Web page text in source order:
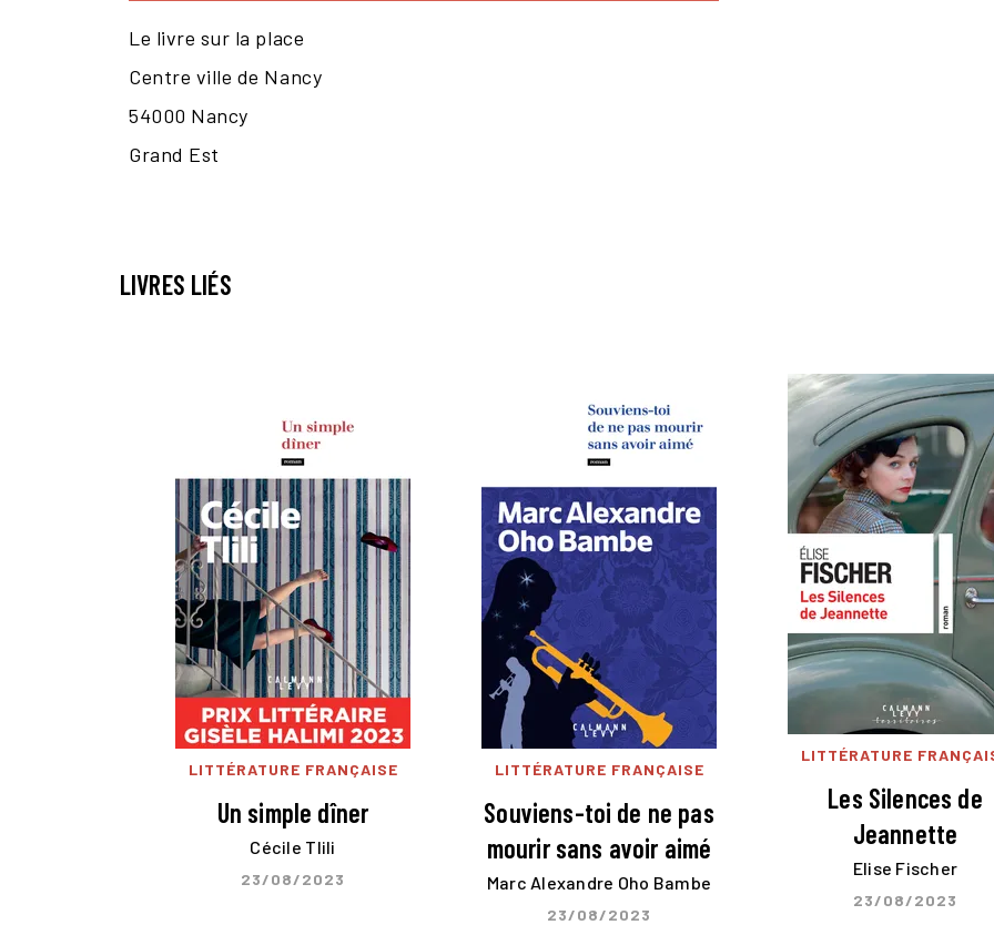
Le livre sur la place
Centre ville de Nancy
54000 Nancy
Grand Est
LIVRES LIÉS
LITTÉRATURE FRANÇAISE
Un simple dîner
Cécile Tlili
23/08/2023
LITTÉRATURE FRANÇAISE
Souviens-toi de ne pas
mourir sans avoir aimé
Marc Alexandre Oho Bambe
23/08/2023
LITTÉRATURE
Les Silences de
Jeannette
Elise Fischer
23/08/2023